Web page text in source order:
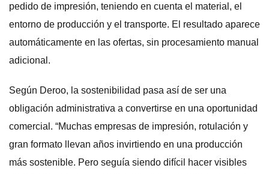
pedido de impresión, teniendo en cuenta el material, el
entorno de producción y el transporte. El resultado aparece
automáticamente en las ofertas, sin procesamiento manual
adicional.
Según Deroo, la sostenibilidad pasa así de ser una
obligación administrativa a convertirse en una oportunidad
comercial. “Muchas empresas de impresión, rotulación y
gran formato llevan años invirtiendo en una producción
más sostenible. Pero seguía siendo difícil hacer visibles